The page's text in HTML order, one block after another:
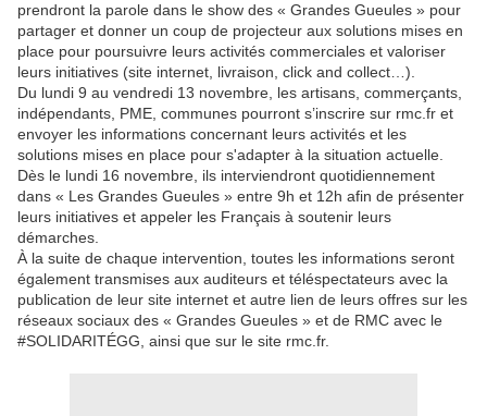
prendront la parole dans le show des « Grandes Gueules » pour
partager et donner un coup de projecteur aux solutions mises en
place pour poursuivre leurs activités commerciales et valoriser
leurs initiatives (site internet, livraison, click and collect…).
Du lundi 9 au vendredi 13 novembre, les artisans, commerçants,
indépendants, PME, communes pourront s’inscrire sur rmc.fr et
envoyer les informations concernant leurs activités et les
solutions mises en place pour s'adapter à la situation actuelle.
Dès le lundi 16 novembre, ils interviendront quotidiennement
dans « Les Grandes Gueules » entre 9h et 12h afin de présenter
leurs initiatives et appeler les Français à soutenir leurs
démarches.
À la suite de chaque intervention, toutes les informations seront
également transmises aux auditeurs et téléspectateurs avec la
publication de leur site internet et autre lien de leurs offres sur les
réseaux sociaux des « Grandes Gueules » et de RMC avec le
#SOLIDARITÉGG, ainsi que sur le site rmc.fr.